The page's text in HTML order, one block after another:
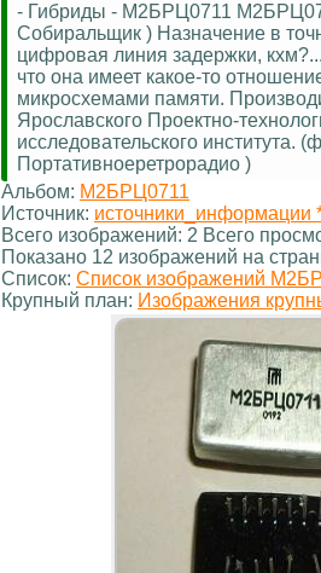
- Гибриды - М2БРЦ0711
Собиральщик ) Назначение в
цифровая линия задержки,
что она имеет какое-то
микросхемами памяти.
Ярославского Проектно-
исследовательского института.
Портативноеретрорадио )
Альбом: М2БРЦ0711
Источник: источники_информации
Всего изображений: 2 Всего
Показано 12 изображений на
Список: Список изображений
Крупный план: Изображения